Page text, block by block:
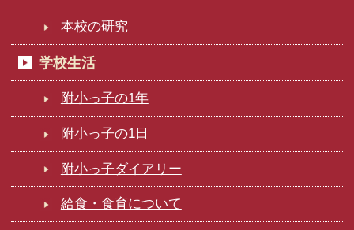
本校の研究
学校生活
附小っ子の1年
附小っ子の1日
附小っ子ダイアリー
給食・食育について